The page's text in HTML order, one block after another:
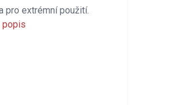
pro extrémní použití.
popis